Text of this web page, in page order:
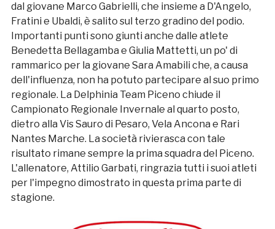
dal giovane Marco Gabrielli, che insieme a D'Angelo,
Fratini e Ubaldi, è salito sul terzo gradino del podio.
Importanti punti sono giunti anche dalle atlete
Benedetta Bellagamba e Giulia Mattetti, un po' di
rammarico per la giovane Sara Amabili che, a causa
dell'influenza, non ha potuto partecipare al suo primo
regionale. La Delphinia Team Piceno chiude il
Campionato Regionale Invernale al quarto posto,
dietro alla Vis Sauro di Pesaro, Vela Ancona e Rari
Nantes Marche. La società rivierasca con tale
risultato rimane sempre la prima squadra del Piceno.
L'allenatore, Attilio Garbati, ringrazia tutti i suoi atleti
per l'impegno dimostrato in questa prima parte di
stagione.